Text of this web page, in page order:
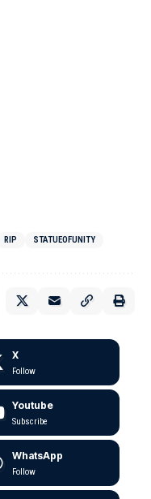
RIP STATUEOFUNITY
X
Follow
Youtube
Subscribe
WhatsApp
Follow